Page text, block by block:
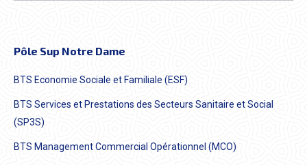
Pôle Sup Notre Dame
BTS Economie Sociale et Familiale (ESF)
BTS Services et Prestations des Secteurs Sanitaire et Social
(SP3S)
BTS Management Commercial Opérationnel (MCO)